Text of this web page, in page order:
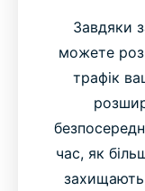
Завдяки
можете
трафік
час, як